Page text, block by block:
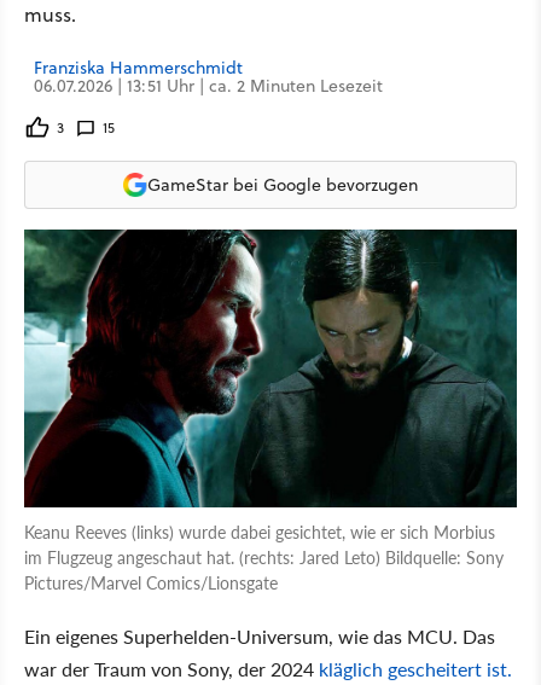
muss.
Franziska Hammerschmidt
06.07.2026 | 13:51 Uhr | ca. 2 Minuten Lesezeit
3 15
GameStar bei Google bevorzugen
Keanu Reeves (links) wurde dabei gesichtet, wie er sich Morbius
im Flugzeug angeschaut hat. (rechts: Jared Leto) Bildquelle: Sony
Pictures/Marvel Comics/Lionsgate
Ein eigenes Superhelden-Universum, wie das MCU. Das
war der Traum von Sony, der 2024 kläglich gescheitert ist.